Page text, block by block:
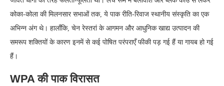
कोका-कोला की मिलनसार सभाओं तक, ये पाक रीति-रिवाज स्थानीय संस्कृति का एक
अभिन्न अंग थे। हालाँकि, चेन रेस्तरां के आगमन और आधुनिक खाद्य उत्पादन की
समरूप शक्तियों के कारण इनमें से कई पोषित परंपराएँ फीकी पड़ गई हैं या गायब हो गई
हैं।
WPA की पाक विरासत